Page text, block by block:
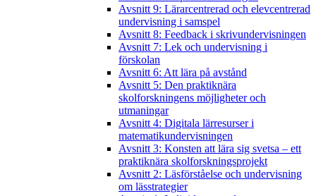
Avsnitt 9: Lärarcentrerad och elevcentrerad
undervisning i samspel
Avsnitt 8: Feedback i skrivundervisningen
Avsnitt 7: Lek och undervisning i
förskolan
Avsnitt 6: Att lära på avstånd
Avsnitt 5: Den praktiknära
skolforskningens möjligheter och
utmaningar
Avsnitt 4: Digitala lärresurser i
matematikundervisningen
Avsnitt 3: Konsten att lära sig svetsa – ett
praktiknära skolforskningsprojekt
Avsnitt 2: Läsförståelse och undervisning
om lässtrategier